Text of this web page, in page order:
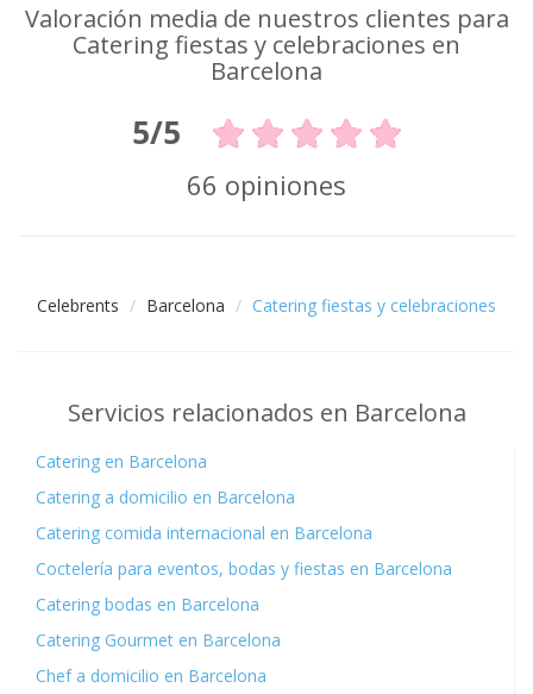
Valoración media de nuestros clientes para
Catering fiestas y celebraciones en
Barcelona
5/5
66 opiniones
Celebrents Barcelona Catering fiestas y celebraciones
Servicios relacionados en Barcelona
Catering en Barcelona
Catering a domicilio en Barcelona
Catering comida internacional en Barcelona
Coctelería para eventos, bodas y fiestas en Barcelona
Catering bodas en Barcelona
Catering Gourmet en Barcelona
Chef a domicilio en Barcelona